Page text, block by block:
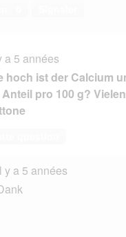
a 5 années
hoch ist der Calcium
pro 100 g? Vielen
y a 5 années